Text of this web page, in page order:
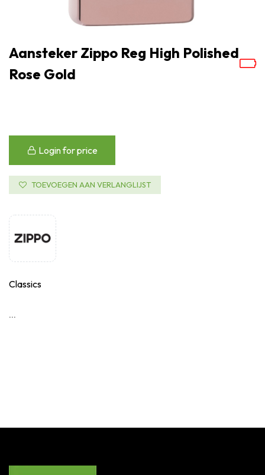
Aansteker Zippo Reg High Polished
Rose Gold
Login for price
TOEVOEGEN AAN VERLANGLIJST
Classics
...